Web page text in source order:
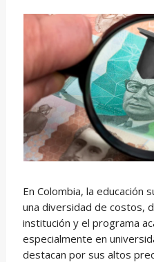
En Colombia, la educación
una diversidad de costos,
institución y el programa
especialmente en
destacan por sus altos